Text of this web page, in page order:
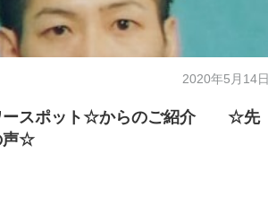
2020年5月14日
ースポット☆からのご紹介 ☆先
声☆